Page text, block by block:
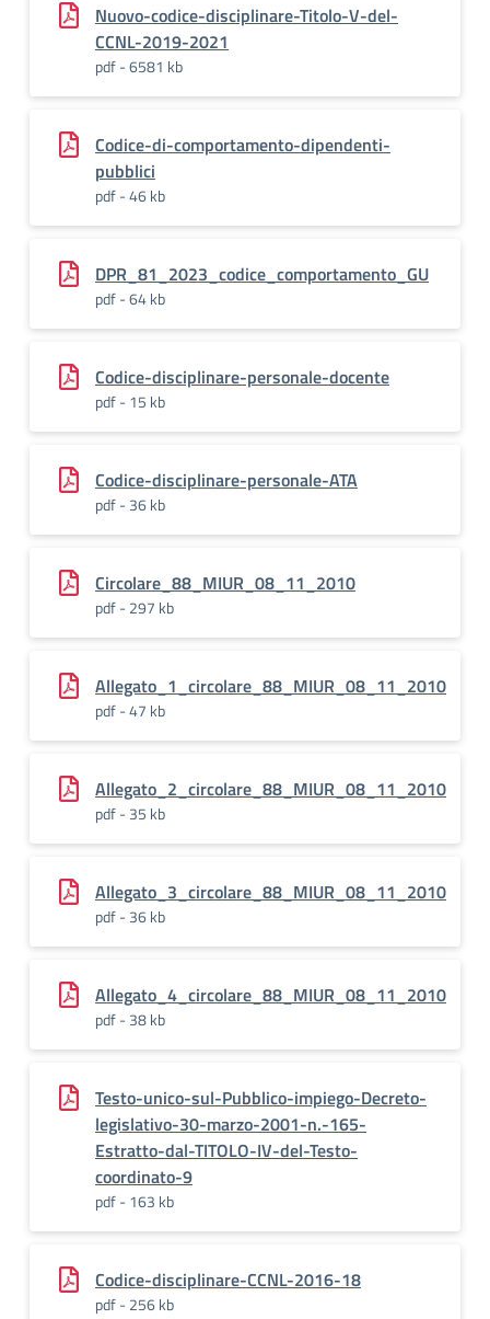
Nuovo-codice-disciplinare-Titolo-V-del-
CCNL-2019-2021
pdf - 6581 kb
Codice-di-comportamento-dipendenti-
pubblici
pdf - 46 kb
DPR_81_2023_codice_comportamento_GU
pdf - 64 kb
Codice-disciplinare-personale-docente
pdf - 15 kb
Codice-disciplinare-personale-ATA
pdf - 36 kb
Circolare_88_MIUR_08_11_2010
pdf - 297 kb
Allegato_1_circolare_88_MIUR_08_11_2010
pdf - 47 kb
Allegato_2_circolare_88_MIUR_08_11_2010
pdf - 35 kb
Allegato_3_circolare_88_MIUR_08_11_2010
pdf - 36 kb
Allegato_4_circolare_88_MIUR_08_11_2010
pdf - 38 kb
Testo-unico-sul-Pubblico-impiego-Decreto-
legislativo-30-marzo-2001-n.-165-
Estratto-dal-TITOLO-IV-del-Testo-
coordinato-9
pdf - 163 kb
Codice-disciplinare-CCNL-2016-18
pdf - 256 kb